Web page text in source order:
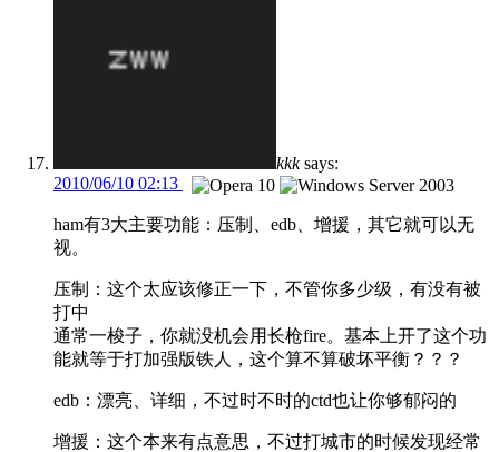
kkk says:
2010/06/10 02:13
ham有3大主要功能：压制、edb、增援，其它就可以无
视。
压制：这个太应该修正一下，不管你多少级，有没有被
打中
通常一梭子，你就没机会用长枪fire。基本上开了这个功
能就等于打加强版铁人，这个算不算破坏平衡？？？
edb：漂亮、详细，不过时不时的ctd也让你够郁闷的
增援：这个本来有点意思，不过打城市的时候发现经常